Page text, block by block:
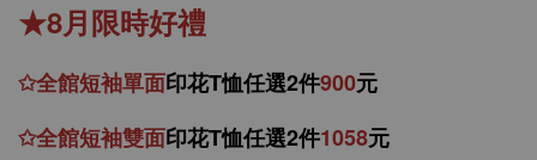
★8月限時好禮
✩全館短袖單面印花T恤任選2件900元
✩全館短袖雙面印花T恤任選2件1058元